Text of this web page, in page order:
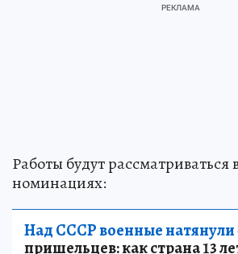
Работы будут рассматриваться в
номинациях: